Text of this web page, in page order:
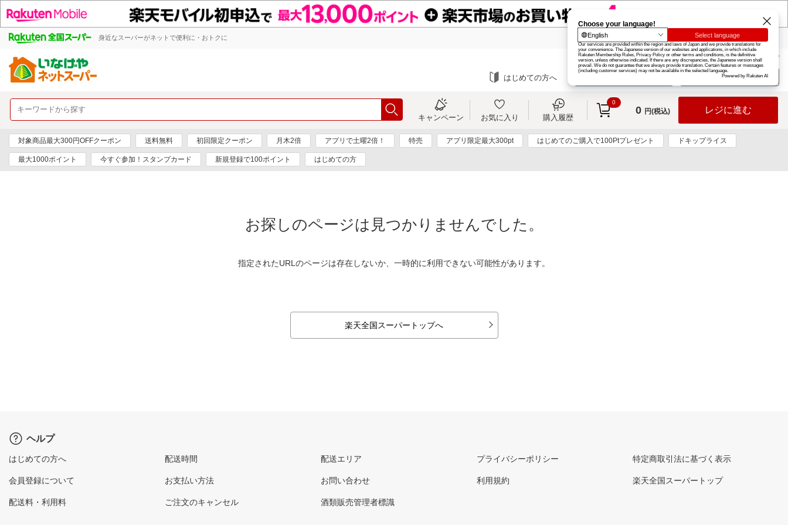
身近なスーパーがネットで便利に・おトクに 楽天グループ カード
お知らせ ヘルプ
はじめての方へ ログイン
キャンペーン お気に入り 購入履歴
0
0 円(税込) レジに進む
対象商品最大300円OFFクーポン 送料無料 初回限定クーポン 月木2倍 アプリで土曜2倍！ 特売 アプリ限定最大300pt はじめてのご購入で100Ptプレゼント ドキップライス
最大1000ポイント 今すぐ参加！スタンプカード 新規登録で100ポイント はじめての方
お探しのページは見つかりませんでした。
指定されたURLのページは存在しないか、一時的に利用できない可能性があります。
楽天全国スーパートップへ
ヘルプ
はじめての方へ
会員登録について
配送料・利用料
配送時間
お支払い方法
ご注文のキャンセル
配送エリア
お問い合わせ
酒類販売管理者標識
プライバシーポリシー
利用規約
特定商取引法に基づく表示
楽天全国スーパートップ